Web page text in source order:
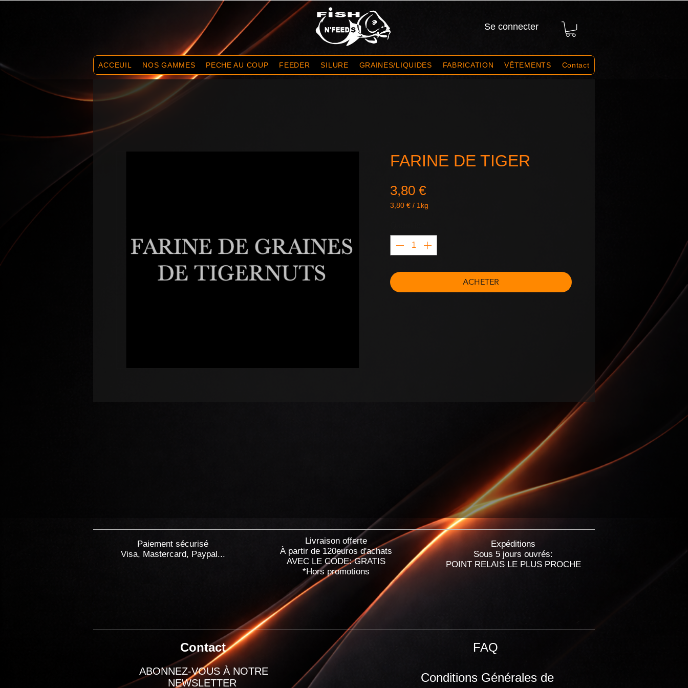
Se connecter
ACCEUIL NOS GAMMES PECHE AU COUP FEEDER SILURE GRAINES/LIQUIDES FABRICATION VÊTEMENTS Contact
FARINE DE TIGER
3,80 €Prix
3,80 € / 1kg
1
Kilogramme
ACHETER
Paiement sécurisé
Visa, Mastercard, Paypal...
Livraison offerte
À partir de 120euros d'achats
AVEC LE CODE: GRATIS
*Hors promotions
Expéditions
Sous 5 jours ouvrés:
POINT RELAIS LE PLUS PROCHE
Contact
ABONNEZ-VOUS À NOTRE
NEWSLETTER
FAQ
Conditions Générales de